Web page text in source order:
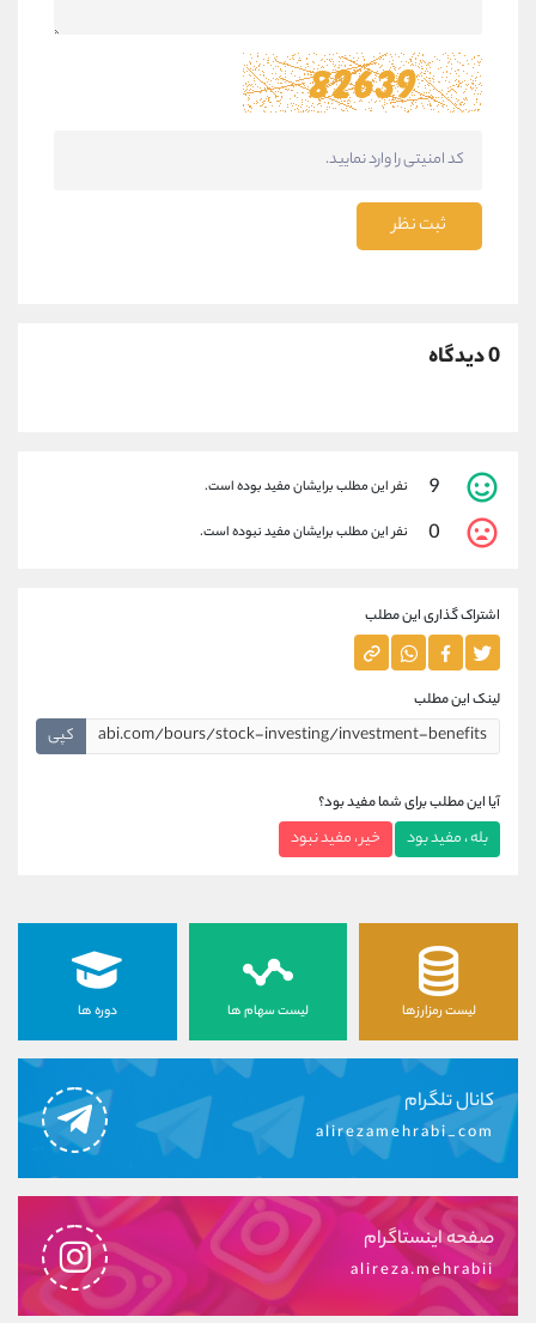
ثبت نظر
0 دیدگاه
9 نفر این مطلب برایشان مفید بوده است.
0 نفر این مطلب برایشان مفید نبوده است.
اشتراک گذاری این مطلب
لینک این مطلب
کپی
آیا این مطلب برای شما مفید بود؟
بله ، مفید بود خیر ، مفید نبود
لیست رمزارزها لیست سهام ها دوره ها
کانال تلگرام
alirezamehrabi_com
صفحه اینستاگرام
alireza.mehrabii